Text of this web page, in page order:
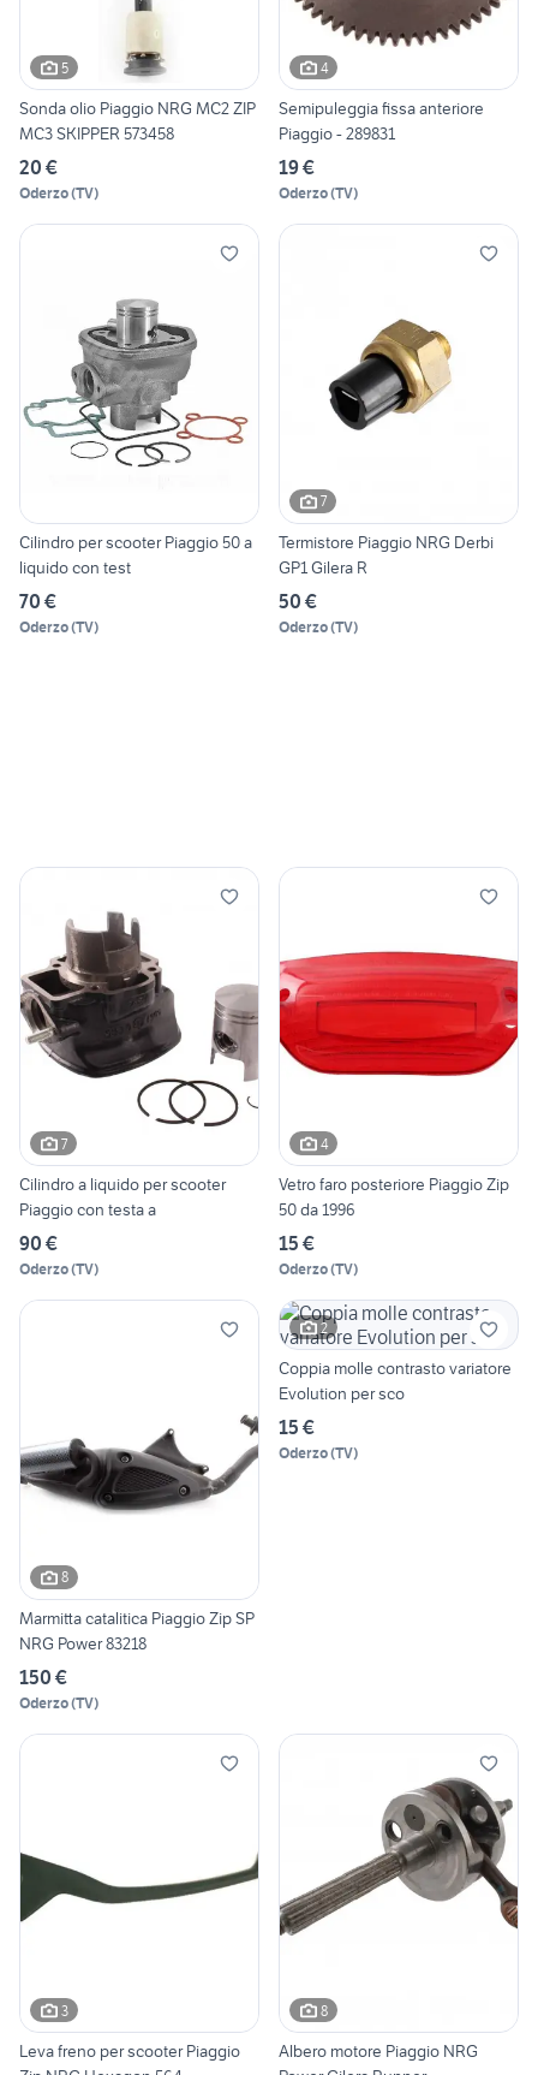
5
Sonda olio Piaggio NRG MC2 ZIP
MC3 SKIPPER 573458
20 €
Oderzo(TV)
4
Semipuleggia fissa anteriore
Piaggio - 289831
19 €
Oderzo(TV)
Cilindro per scooter Piaggio 50 a
liquido con test
70 €
Oderzo(TV)
7
Termistore Piaggio NRG Derbi
GP1 Gilera R
50 €
Oderzo(TV)
7
Cilindro a liquido per scooter
Piaggio con testa a
90 €
Oderzo(TV)
4
Vetro faro posteriore Piaggio Zip
50 da 1996
15 €
Oderzo(TV)
8
Marmitta catalitica Piaggio Zip SP
NRG Power 83218
150 €
Oderzo(TV)
2
Coppia molle contrasto variatore
Evolution per sco
15 €
Oderzo(TV)
3
Leva freno per scooter Piaggio
8
Albero motore Piaggio NRG